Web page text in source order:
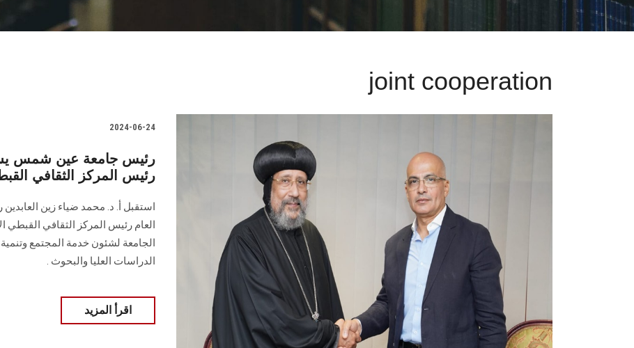
joint cooperation
2024-06-24
رئيس جامعة عين شمس
رئيس المركز الثقافي
استقبل أ. د. محمد ضياء زين
العام ‏رئيس المركز الثقافي
الجامعة لشئون ‏خدمة المجتمع
الدراسات العليا والبحوث‎. ‎
اقرأ المزيد